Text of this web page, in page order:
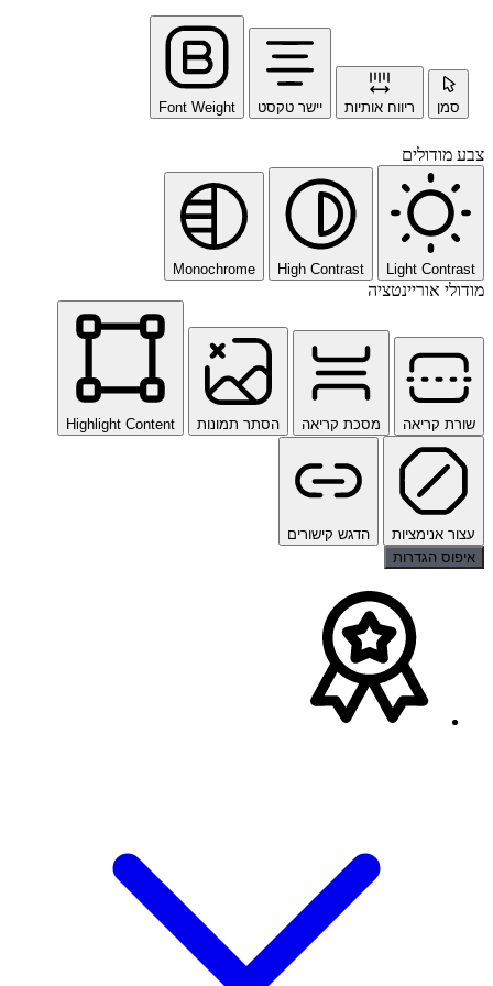
סמן ריווח אותיות יישר טקסט Font Weight
צבע מודולים
Light Contrast
High Contrast
Monochrome
מודולי אוריינטציה
שורת קריאה מסכת קריאה הסתר תמונות Highlight Content
עצור אנימציות
הדגש קישורים
איפוס הגדרות